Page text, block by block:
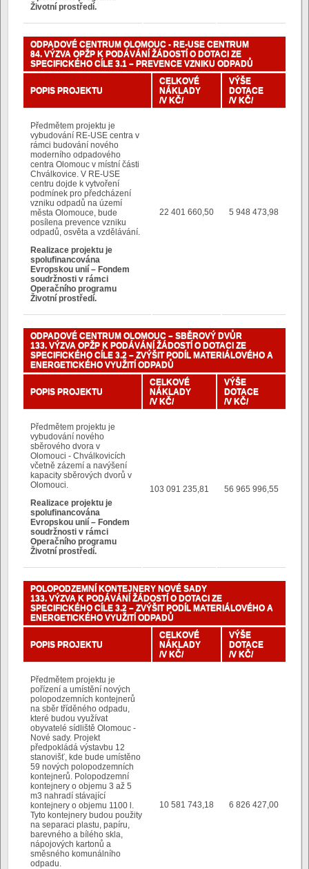
Životní prostředí.
ODPADOVÉ CENTRUM OLOMOUC - RE-USE CENTRUM
84. VÝZVA OPŽP K PODÁVÁNÍ ŽÁDOSTÍ O DOTACI ZE
SPECIFICKÉHO CÍLE 3.1 – PREVENCE VZNIKU ODPADŮ
POPIS PROJEKTU
CELKOVÉ
NÁKLADY
/V KČ/
VÝŠE
DOTACE
/V KČ/
Předmětem projektu je
vybudování RE-USE centra v
rámci budování nového
moderního odpadového
centra Olomouc v místní části
Chválkovice. V RE-USE
centru dojde k vytvoření
podmínek pro předcházení
vzniku odpadů na území
města Olomouce, bude
posílena prevence vzniku
odpadů, osvěta a vzdělávání.
Realizace projektu je
spolufinancována
Evropskou unií – Fondem
soudržnosti v rámci
Operačního programu
Životní prostředí.
22 401 660,50 5 948 473,98
ODPADOVÉ CENTRUM OLOMOUC – SBĚROVÝ DVŮR
133. VÝZVA OPŽP K PODÁVÁNÍ ŽÁDOSTÍ O DOTACI ZE
SPECIFICKÉHO CÍLE 3.2 – ZVÝŠIT PODÍL MATERIÁLOVÉHO A
ENERGETICKÉHO VYUŽITÍ ODPADŮ
POPIS PROJEKTU
CELKOVÉ
NÁKLADY
/V KČ/
VÝŠE
DOTACE
/V KČ/
Předmětem projektu je
vybudování nového
sběrového dvora v
Olomouci - Chválkovicích
včetně zázemí a navýšení
kapacity sběrových dvorů v
Olomouci.
Realizace projektu je
spolufinancována
Evropskou unií – Fondem
soudržnosti v rámci
Operačního programu
Životní prostředí.
103 091 235,81 56 965 996,55
POLOPODZEMNÍ KONTEJNERY NOVÉ SADY
133. VÝZVA K PODÁVÁNÍ ŽÁDOSTÍ O DOTACI ZE
SPECIFICKÉHO CÍLE 3.2 – ZVÝŠIT PODÍL MATERIÁLOVÉHO A
ENERGETICKÉHO VYUŽITÍ ODPADŮ
POPIS PROJEKTU
CELKOVÉ
NÁKLADY
/V KČ/
VÝŠE
DOTACE
/V KČ/
Předmětem projektu je
pořízení a umístění nových
polopodzemních kontejnerů
na sběr tříděného odpadu,
které budou využívat
obyvatelé sídliště Olomouc -
Nové sady. Projekt
předpokládá výstavbu 12
stanovišť, kde bude umístěno
59 nových polopodzemních
kontejnerů. Polopodzemní
kontejnery o objemu 3 až 5
m3 nahradí stávající
kontejnery o objemu 1100 l.
Tyto kontejnery budou použity
na separaci plastu, papíru,
barevného a bílého skla,
nápojových kartonů a
směsného komunálního
odpadu.
10 581 743,18 6 826 427,00